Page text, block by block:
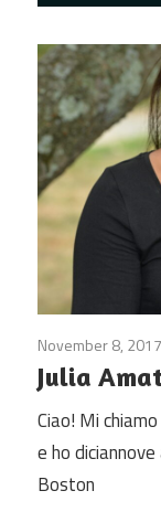
November 8, 2017
Julia
Ciao! Mi
e ho
Boston